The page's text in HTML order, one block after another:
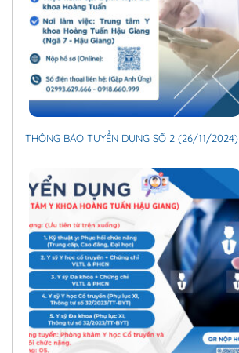
THÔNG BÁO TUYỂN DỤNG SỐ 2 (26/11/2024)